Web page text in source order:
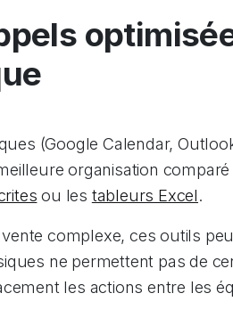
(Google Calendar,
organisation
ou les tableurs Excel.
complexe, ces outils
ne permettent pas de
les actions entre les